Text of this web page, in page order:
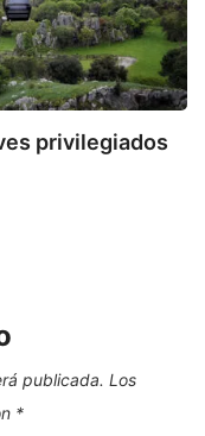
privilegiados
publicada. Los
*